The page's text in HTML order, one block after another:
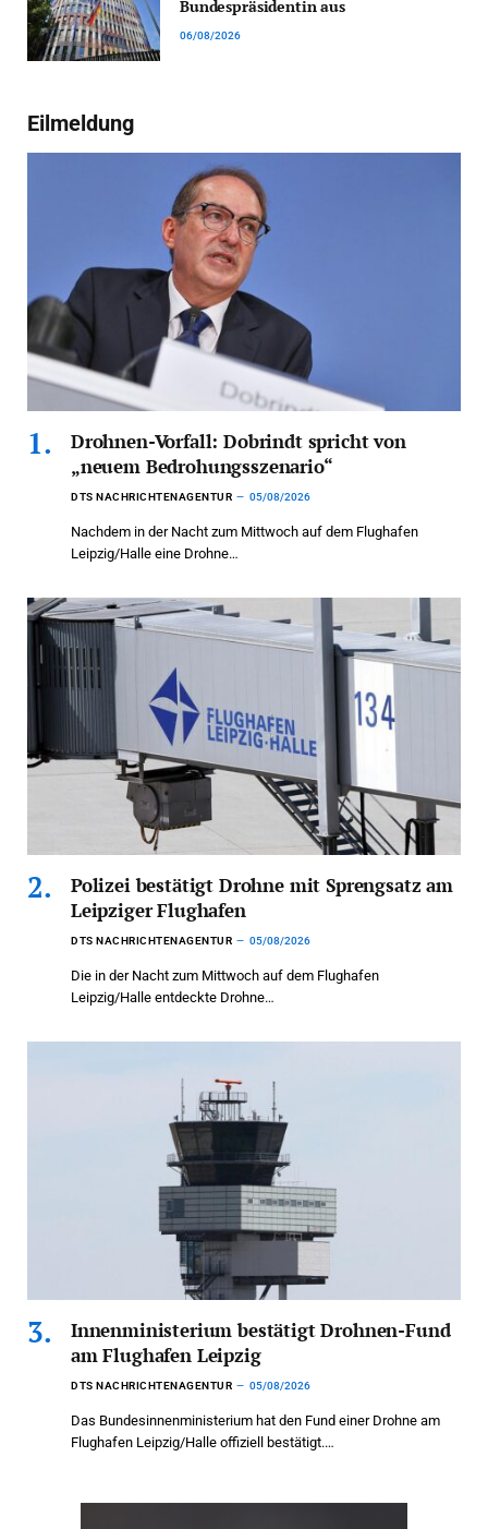
Bundespräsidentin aus
06/08/2026
Eilmeldung
Drohnen-Vorfall: Dobrindt spricht von
„neuem Bedrohungsszenario“
DTS NACHRICHTENAGENTUR 05/08/2026
Nachdem in der Nacht zum Mittwoch auf dem Flughafen
Leipzig/Halle eine Drohne…
Polizei bestätigt Drohne mit Sprengsatz am
Leipziger Flughafen
DTS NACHRICHTENAGENTUR 05/08/2026
Die in der Nacht zum Mittwoch auf dem Flughafen
Leipzig/Halle entdeckte Drohne…
Innenministerium bestätigt Drohnen-Fund
am Flughafen Leipzig
DTS NACHRICHTENAGENTUR 05/08/2026
Das Bundesinnenministerium hat den Fund einer Drohne am
Flughafen Leipzig/Halle offiziell bestätigt.…